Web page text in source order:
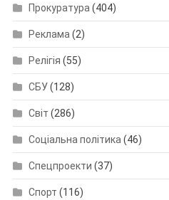
Прокуратура (404)
Реклама (2)
Релігія (55)
СБУ(128)
Світ (286)
Соціальна політика (46)
Спецпроекти (37)
Спорт (116)